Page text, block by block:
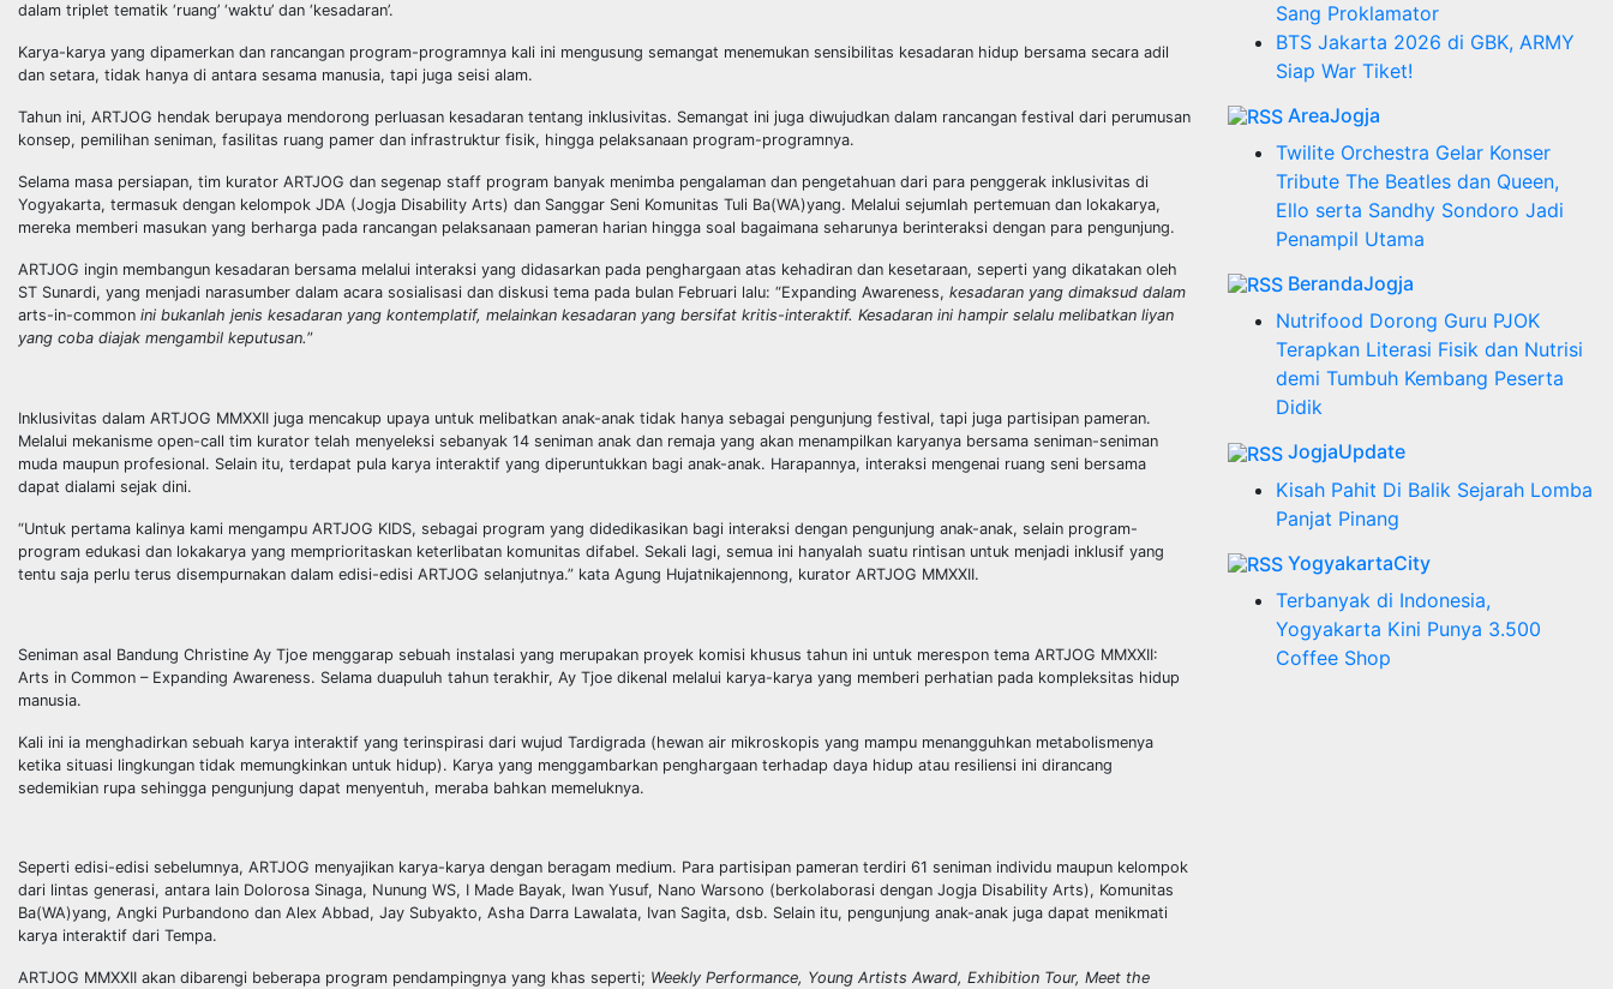
dalam triplet tematik ‘ruang’ ‘waktu’ dan ‘kesadaran’.
Karya-karya yang dipamerkan dan rancangan program-programnya kali ini mengusung semangat menemukan sensibilitas kesadaran hidup bersama secara adil
dan setara, tidak hanya di antara sesama manusia, tapi juga seisi alam.
Tahun ini, ARTJOG hendak berupaya mendorong perluasan kesadaran tentang inklusivitas. Semangat ini juga diwujudkan dalam rancangan festival dari perumusan
konsep, pemilihan seniman, fasilitas ruang pamer dan infrastruktur fisik, hingga pelaksanaan program-programnya.
Selama masa persiapan, tim kurator ARTJOG dan segenap staff program banyak menimba pengalaman dan pengetahuan dari para penggerak inklusivitas di
Yogyakarta, termasuk dengan kelompok JDA (Jogja Disability Arts) dan Sanggar Seni Komunitas Tuli Ba(WA)yang. Melalui sejumlah pertemuan dan lokakarya,
mereka memberi masukan yang berharga pada rancangan pelaksanaan pameran harian hingga soal bagaimana seharunya berinteraksi dengan para pengunjung.
ARTJOG ingin membangun kesadaran bersama melalui interaksi yang didasarkan pada penghargaan atas kehadiran dan kesetaraan, seperti yang dikatakan oleh
ST Sunardi, yang menjadi narasumber dalam acara sosialisasi dan diskusi tema pada bulan Februari lalu: “Expanding Awareness, kesadaran yang dimaksud dalam
arts-in-common ini bukanlah jenis kesadaran yang kontemplatif, melainkan kesadaran yang bersifat kritis-interaktif. Kesadaran ini hampir selalu melibatkan liyan
yang coba diajak mengambil keputusan.”
Inklusivitas dalam ARTJOG MMXXII juga mencakup upaya untuk melibatkan anak-anak tidak hanya sebagai pengunjung festival, tapi juga partisipan pameran.
Melalui mekanisme open-call tim kurator telah menyeleksi sebanyak 14 seniman anak dan remaja yang akan menampilkan karyanya bersama seniman-seniman
muda maupun profesional. Selain itu, terdapat pula karya interaktif yang diperuntukkan bagi anak-anak. Harapannya, interaksi mengenai ruang seni bersama
dapat dialami sejak dini.
“Untuk pertama kalinya kami mengampu ARTJOG KIDS, sebagai program yang didedikasikan bagi interaksi dengan pengunjung anak-anak, selain program-
program edukasi dan lokakarya yang memprioritaskan keterlibatan komunitas difabel. Sekali lagi, semua ini hanyalah suatu rintisan untuk menjadi inklusif yang
tentu saja perlu terus disempurnakan dalam edisi-edisi ARTJOG selanjutnya.” kata Agung Hujatnikajennong, kurator ARTJOG MMXXII.
Seniman asal Bandung Christine Ay Tjoe menggarap sebuah instalasi yang merupakan proyek komisi khusus tahun ini untuk merespon tema ARTJOG MMXXII:
Arts in Common – Expanding Awareness. Selama duapuluh tahun terakhir, Ay Tjoe dikenal melalui karya-karya yang memberi perhatian pada kompleksitas hidup
manusia.
Kali ini ia menghadirkan sebuah karya interaktif yang terinspirasi dari wujud Tardigrada (hewan air mikroskopis yang mampu menangguhkan metabolismenya
ketika situasi lingkungan tidak memungkinkan untuk hidup). Karya yang menggambarkan penghargaan terhadap daya hidup atau resiliensi ini dirancang
sedemikian rupa sehingga pengunjung dapat menyentuh, meraba bahkan memeluknya.
Seperti edisi-edisi sebelumnya, ARTJOG menyajikan karya-karya dengan beragam medium. Para partisipan pameran terdiri 61 seniman individu maupun kelompok
dari lintas generasi, antara lain Dolorosa Sinaga, Nunung WS, I Made Bayak, Iwan Yusuf, Nano Warsono (berkolaborasi dengan Jogja Disability Arts), Komunitas
Ba(WA)yang, Angki Purbandono dan Alex Abbad, Jay Subyakto, Asha Darra Lawalata, Ivan Sagita, dsb. Selain itu, pengunjung anak-anak juga dapat menikmati
karya interaktif dari Tempa.
ARTJOG MMXXII akan dibarengi beberapa program pendampingnya yang khas seperti; Weekly Performance, Young Artists Award, Exhibition Tour, Meet the
Sang Proklamator
BTS Jakarta 2026 di GBK, ARMY
Siap War Tiket!
AreaJogja
Twilite Orchestra Gelar Konser
Tribute The Beatles dan Queen,
Ello serta Sandhy Sondoro Jadi
Penampil Utama
BerandaJogja
Nutrifood Dorong Guru PJOK
Terapkan Literasi Fisik dan Nutrisi
demi Tumbuh Kembang Peserta
Didik
JogjaUpdate
Kisah Pahit Di Balik Sejarah Lomba
Panjat Pinang
YogyakartaCity
Terbanyak di Indonesia,
Yogyakarta Kini Punya 3.500
Coffee Shop